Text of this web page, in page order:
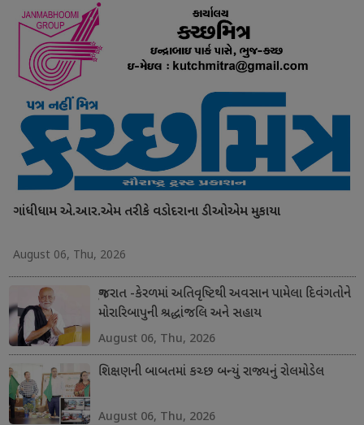
ગાંધીધામ એ.આર.એમ તરીકે વડોદરાના ડીઓએમ મુકાયા
August 06, Thu, 2026
ગુજરાત -કેરળમાં અતિવૃષ્ટિથી અવસાન પામેલા દિવંગતોને
મોરારિબાપુની શ્રદ્ધાંજલિ અને સહાય
August 06, Thu, 2026
શિક્ષણની બાબતમાં કચ્છ બન્યું રાજ્યનું રોલમોડેલ
August 06, Thu, 2026